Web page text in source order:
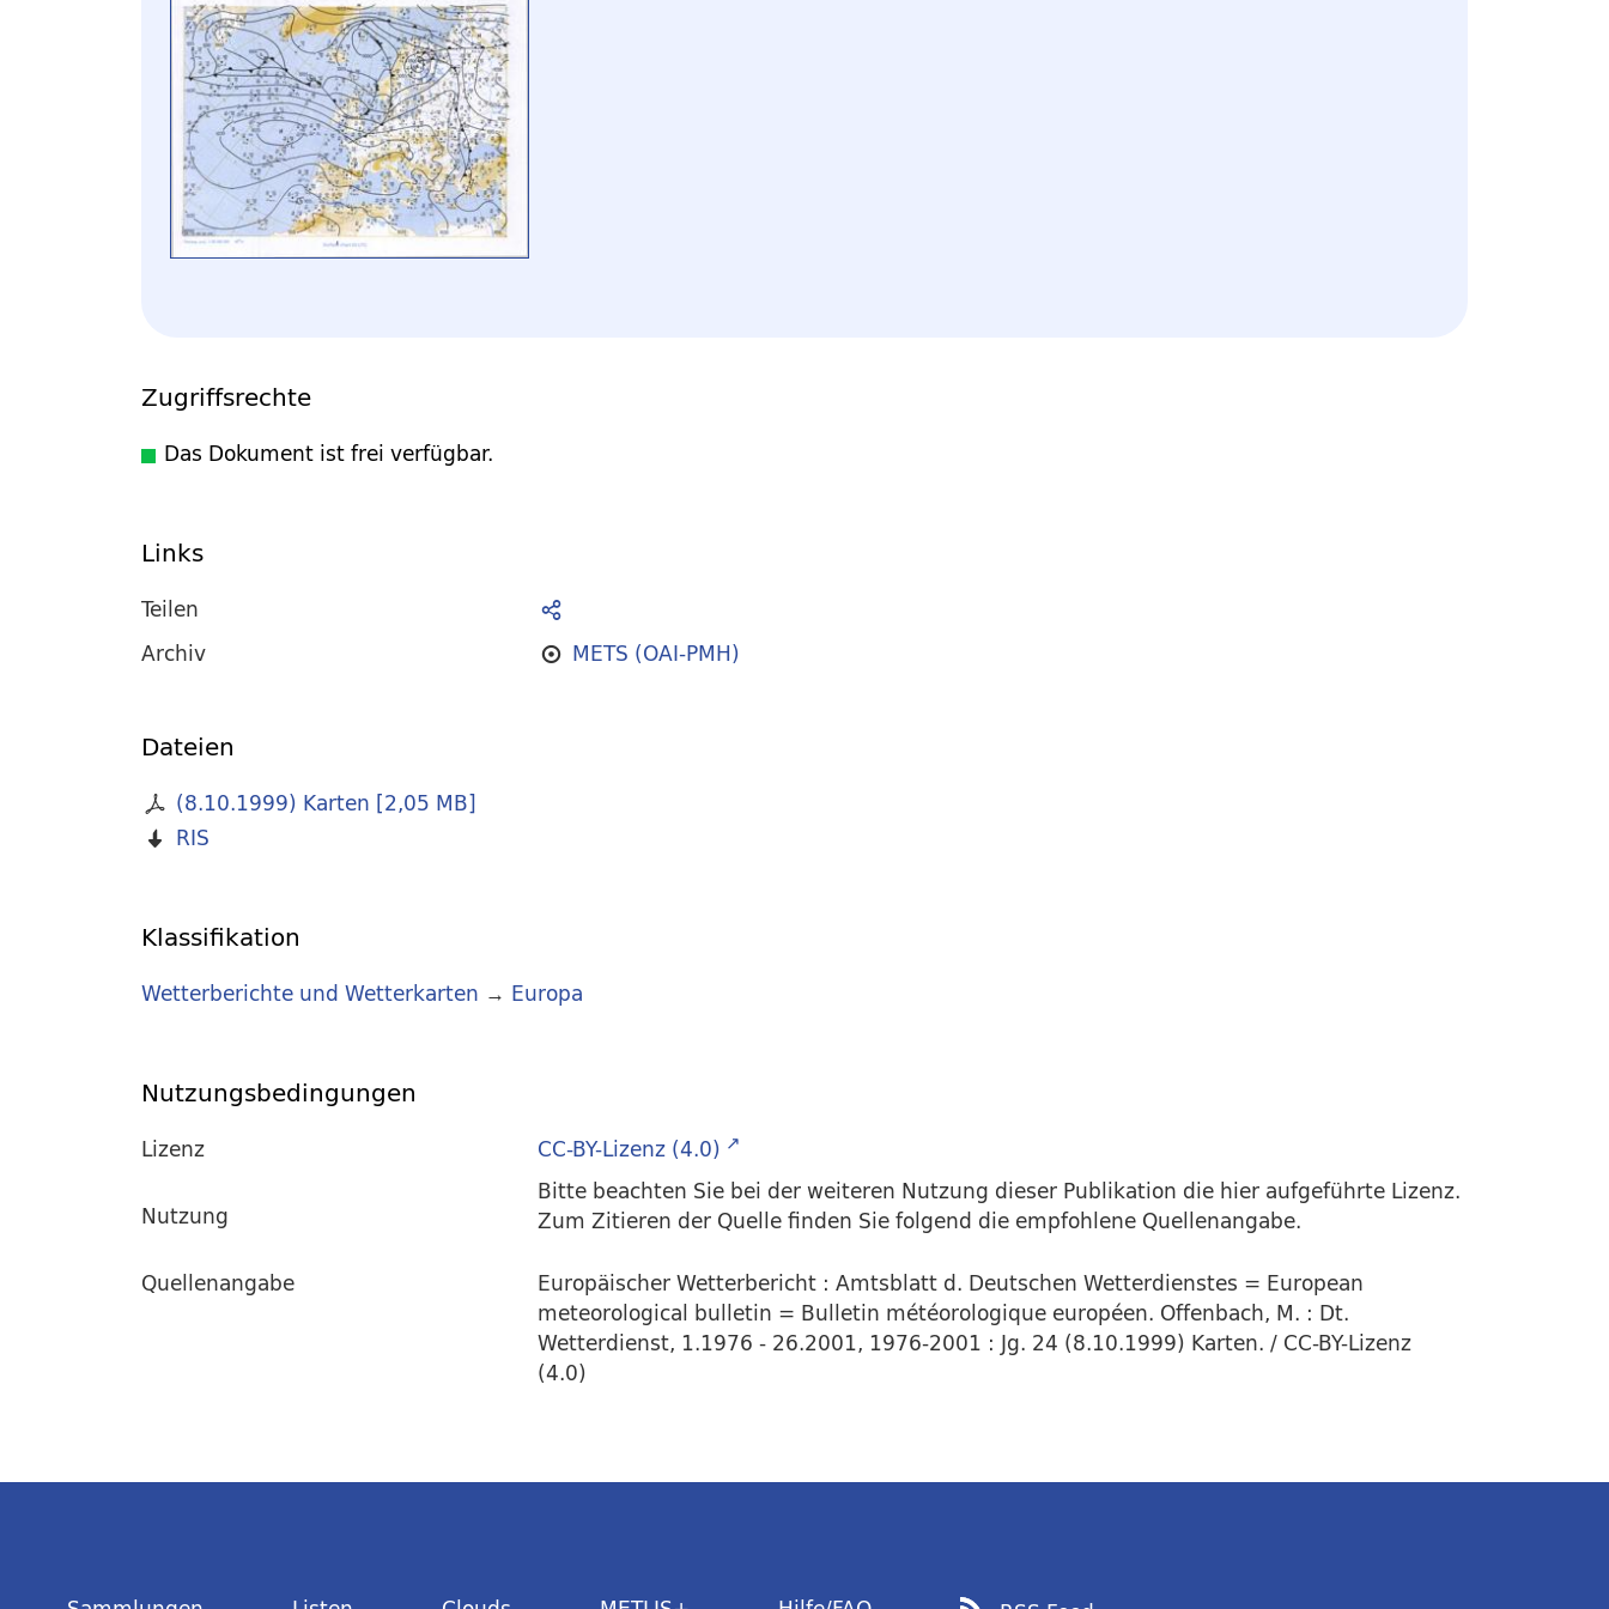
Zugriffsrechte
Das Dokument ist frei verfügbar.
Links
Teilen
Archiv
METS (OAI-PMH)
Dateien
(8.10.1999) Karten [2,05 MB]
RIS
Klassifikation
Wetterberichte und Wetterkarten → Europa
Nutzungsbedingungen
Lizenz
CC-BY-Lizenz (4.0)
Nutzung
Bitte beachten Sie bei der weiteren Nutzung dieser Publikation die hier aufgeführte Lizenz.
Zum Zitieren der Quelle finden Sie folgend die empfohlene Quellenangabe.
Quellenangabe
Europäischer Wetterbericht : Amtsblatt d. Deutschen Wetterdienstes = European
meteorological bulletin = Bulletin météorologique européen. Offenbach, M. : Dt.
Wetterdienst, 1.1976 - 26.2001, 1976-2001 : Jg. 24 (8.10.1999) Karten. / CC-BY-Lizenz
(4.0)